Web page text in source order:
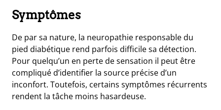
Symptômes
De par sa nature, la neuropathie responsable du
pied diabétique rend parfois difficile sa détection.
Pour quelqu’un en perte de sensation il peut être
compliqué d’identifier la source précise d’un
inconfort. Toutefois, certains symptômes récurrents
rendent la tâche moins hasardeuse.